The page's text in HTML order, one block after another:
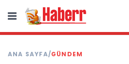
ANA SAYFA/GÜNDEM